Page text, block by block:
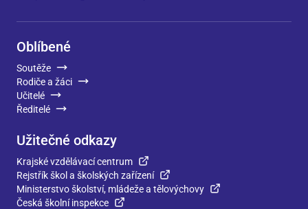
Oblíbené
Soutěže
Rodiče a žáci
Učitelé
Ředitelé
Užitečné odkazy
Krajské vzdělávací centrum
Rejstřík škol a školských zařízení
Ministerstvo školství, mládeže a tělovýchovy
Česká školní inspekce